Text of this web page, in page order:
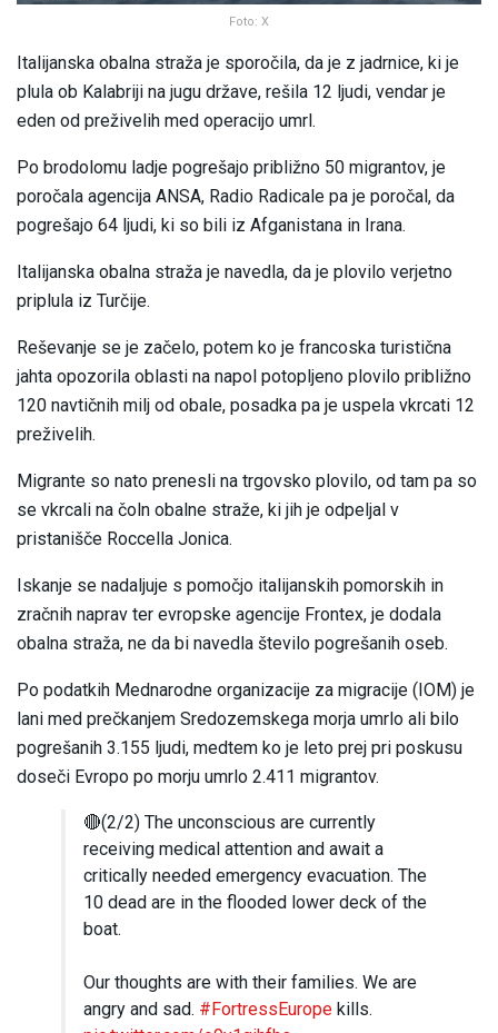
Foto: X
Italijanska obalna straža je sporočila, da je z jadrnice, ki je
plula ob Kalabriji na jugu države, rešila 12 ljudi, vendar je
eden od preživelih med operacijo umrl.
Po brodolomu ladje pogrešajo približno 50 migrantov, je
poročala agencija ANSA, Radio Radicale pa je poročal, da
pogrešajo 64 ljudi, ki so bili iz Afganistana in Irana.
Italijanska obalna straža je navedla, da je plovilo verjetno
priplula iz Turčije.
Reševanje se je začelo, potem ko je francoska turistična
jahta opozorila oblasti na napol potopljeno plovilo približno
120 navtičnih milj od obale, posadka pa je uspela vkrcati 12
preživelih.
Migrante so nato prenesli na trgovsko plovilo, od tam pa so
se vkrcali na čoln obalne straže, ki jih je odpeljal v
pristanišče Roccella Jonica.
Iskanje se nadaljuje s pomočjo italijanskih pomorskih in
zračnih naprav ter evropske agencije Frontex, je dodala
obalna straža, ne da bi navedla število pogrešanih oseb.
Po podatkih Mednarodne organizacije za migracije (IOM) je
lani med prečkanjem Sredozemskega morja umrlo ali bilo
pogrešanih 3.155 ljudi, medtem ko je leto prej pri poskusu
doseči Evropo po morju umrlo 2.411 migrantov.
🔴(2/2) The unconscious are currently
receiving medical attention and await a
critically needed emergency evacuation. The
10 dead are in the flooded lower deck of the
boat.
Our thoughts are with their families. We are
angry and sad. #FortressEurope kills.